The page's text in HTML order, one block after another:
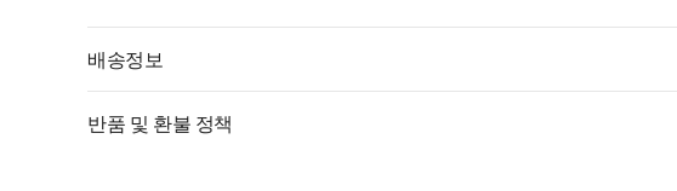
배송정보
반품 및 환불 정책